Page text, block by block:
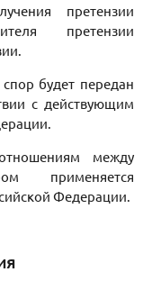
претензии
претензии
будет передан
с действующим
между
применяется
Федерации.